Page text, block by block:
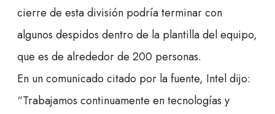
cierre de esta división podría terminar con
algunos despidos dentro de la plantilla del equipo,
que es de alrededor de 200 personas.
En un comunicado citado por la fuente, Intel dijo:
“Trabajamos continuamente en tecnologías y